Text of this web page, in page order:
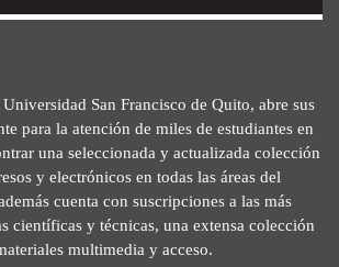
San Francisco de Quito, abre sus
para la atención de miles de estudiantes en
una seleccionada y actualizada colección
y electrónicos en todas las áreas del
cuenta con suscripciones a las más
científicas y técnicas, una extensa colección
multimedia y acceso.